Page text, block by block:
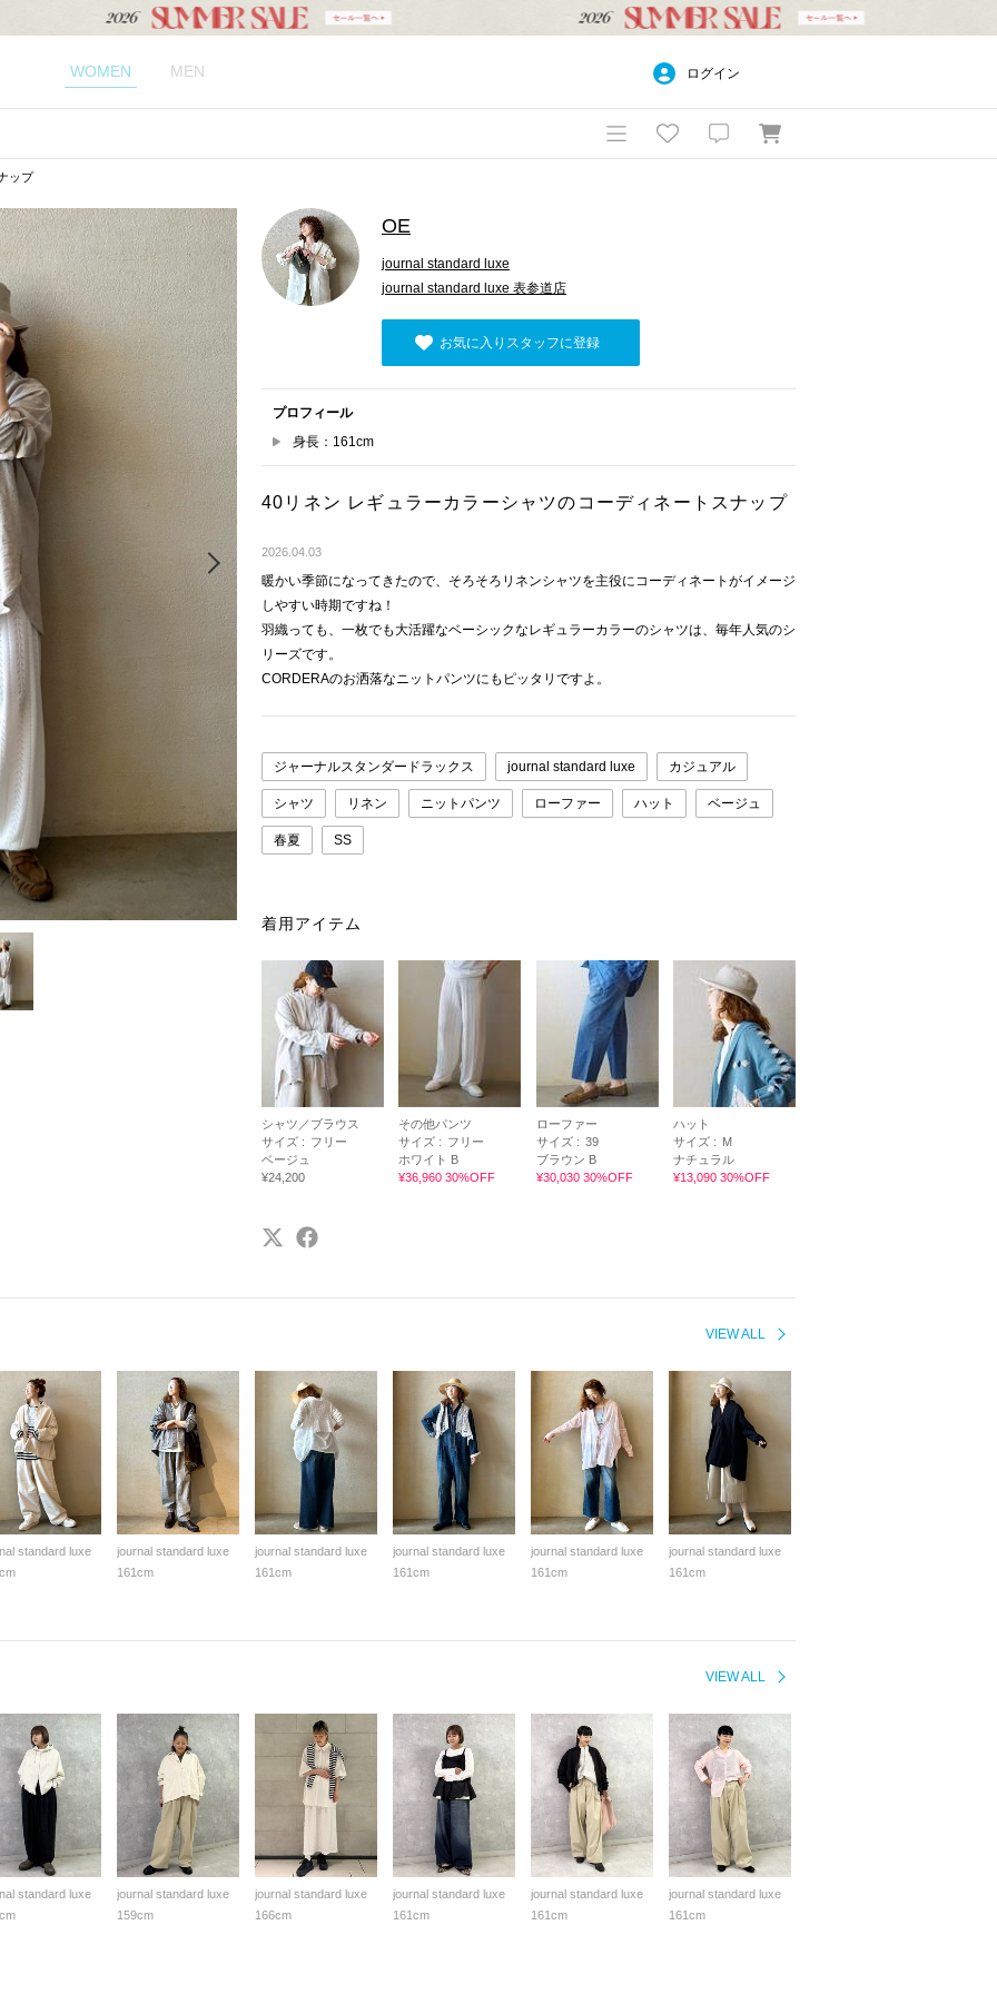
WOMEN MEN ログイン
ップ
Next
OE
journal standard luxe
journal standard luxe 表参道店
お気に入りスタッフに登録
プロフィール
身長：161cm
40リネン レギュラーカラーシャツのコーディネートスナップ
2026.04.03
暖かい季節になってきたので、そろそろリネンシャツを主役にコーディネートがイメージ
しやすい時期ですね！
羽織っても、一枚でも大活躍なベーシックなレギュラーカラーのシャツは、毎年人気のシ
リーズです。
CORDERAのお洒落なニットパンツにもピッタリですよ。
ジャーナルスタンダードラックス journal standard luxe カジュアル
シャツ リネン ニットパンツ ローファー ハット ベージュ
春夏 SS
着用アイテム
シャツ／ブラウス
サイズ : フリー
ベージュ
¥24,200
その他パンツ
サイズ : フリー
ホワイト B
¥36,960 30%OFF
ローファー
サイズ : 39
ブラウン B
¥30,030 30%OFF
ハット
サイズ : M
ナチュラル
¥13,090 30%OFF
VIEW ALL
standard luxe
journal standard luxe
161cm
journal standard luxe
161cm
journal standard luxe
161cm
journal standard luxe
161cm
journal standard luxe
161cm
VIEW ALL
standard luxe
journal standard luxe
159cm
journal standard luxe
166cm
journal standard luxe
161cm
journal standard luxe
161cm
journal standard luxe
161cm